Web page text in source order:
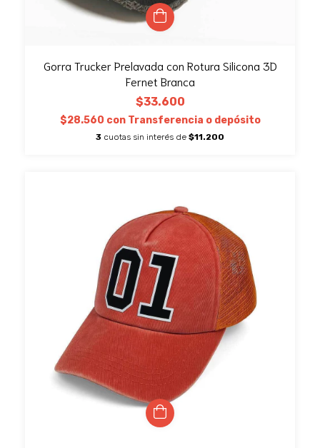
Gorra Trucker Prelavada con Rotura Silicona 3D
Fernet Branca
$33.600
$28.560 con Transferencia o depósito
3 cuotas sin interés de $11.200